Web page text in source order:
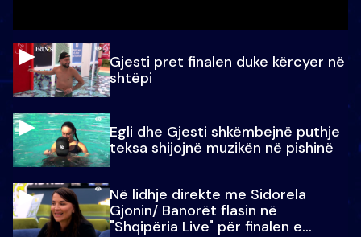
Gjesti pret finalen duke kërcyer në
shtëpi
Egli dhe Gjesti shkëmbejnë puthje
teksa shijojnë muzikën në pishinë
Në lidhje direkte me Sidorela
Gjonin/ Banorët flasin në
"Shqipëria Live" për finalen e